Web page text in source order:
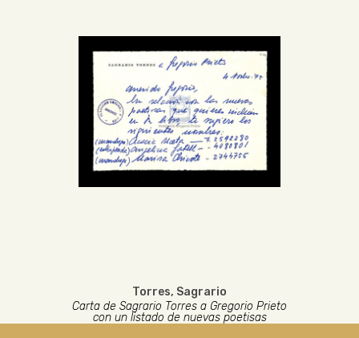
Torres, Sagrario
Carta de Sagrario Torres a Gregorio Prieto
con un listado de nuevas poetisas